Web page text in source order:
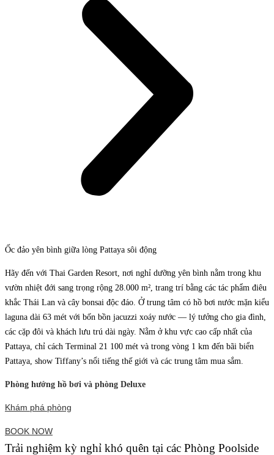
Ốc đảo yên bình giữa lòng Pattaya sôi động
Hãy đến với Thai Garden Resort, nơi nghỉ dưỡng yên bình nằm trong khu
vườn nhiệt đới sang trọng rộng 28.000 m², trang trí bằng các tác phẩm điêu
khắc Thái Lan và cây bonsai độc đáo. Ở trung tâm có hồ bơi nước mặn kiểu
laguna dài 63 mét với bốn bồn jacuzzi xoáy nước — lý tưởng cho gia đình,
các cặp đôi và khách lưu trú dài ngày. Nằm ở khu vực cao cấp nhất của
Pattaya, chỉ cách Terminal 21 100 mét và trong vòng 1 km đến bãi biển
Pattaya, show Tiffany’s nổi tiếng thế giới và các trung tâm mua sắm.
Phòng hướng hồ bơi và phòng Deluxe
Khám phá phòng
BOOK NOW
Trải nghiệm kỳ nghỉ khó quên tại các Phòng Poolside